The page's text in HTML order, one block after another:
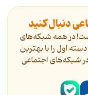
دنبال کنید
در همه شبکه‌های
اول را با بهترین
در شبکه‌های اجتماعی